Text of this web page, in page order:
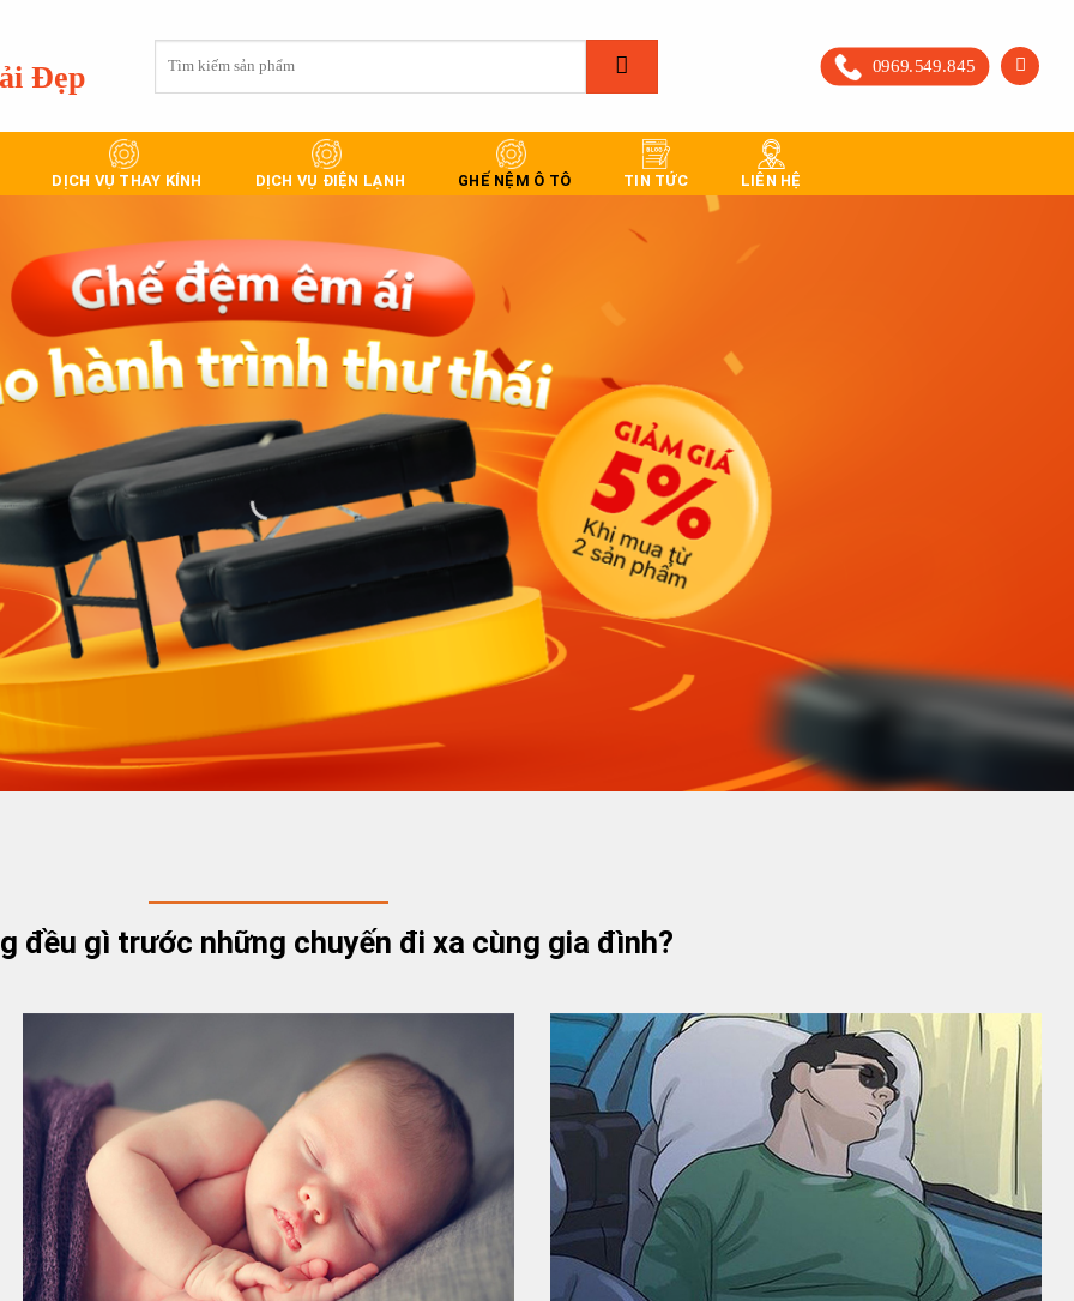
Đẹp
kiếm:
0969.549.845
DỊCH VỤ THAY KÍNH DỊCH VỤ ĐIỆN LẠNH GHẾ NỆM Ô TÔ TIN TỨC LIÊN HỆ
đều gì trước những chuyến đi xa cùng gia đình?